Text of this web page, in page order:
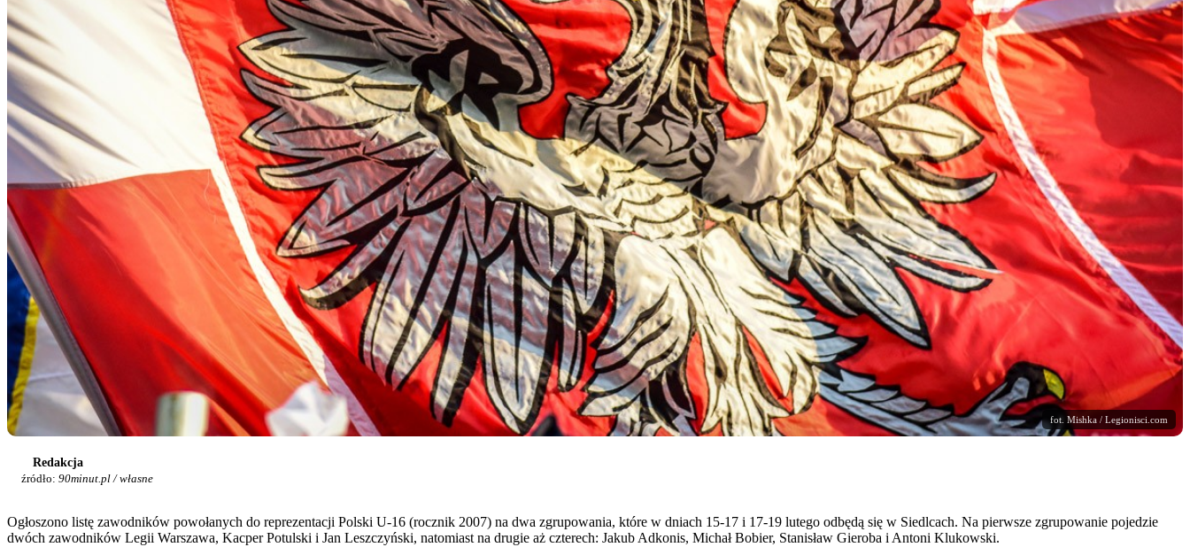
fot. Mishka / Legionisci.com
Redakcja
źródło: 90minut.pl / własne
Ogłoszono listę zawodników powołanych do reprezentacji Polski U-16 (rocznik 2007) na dwa zgrupowania, które w dniach 15-17 i 17-19 lutego odbędą się w Siedlcach. Na pierwsze zgrupowanie pojedzie
dwóch zawodników Legii Warszawa, Kacper Potulski i Jan Leszczyński, natomiast na drugie aż czterech: Jakub Adkonis, Michał Bobier, Stanisław Gieroba i Antoni Klukowski.